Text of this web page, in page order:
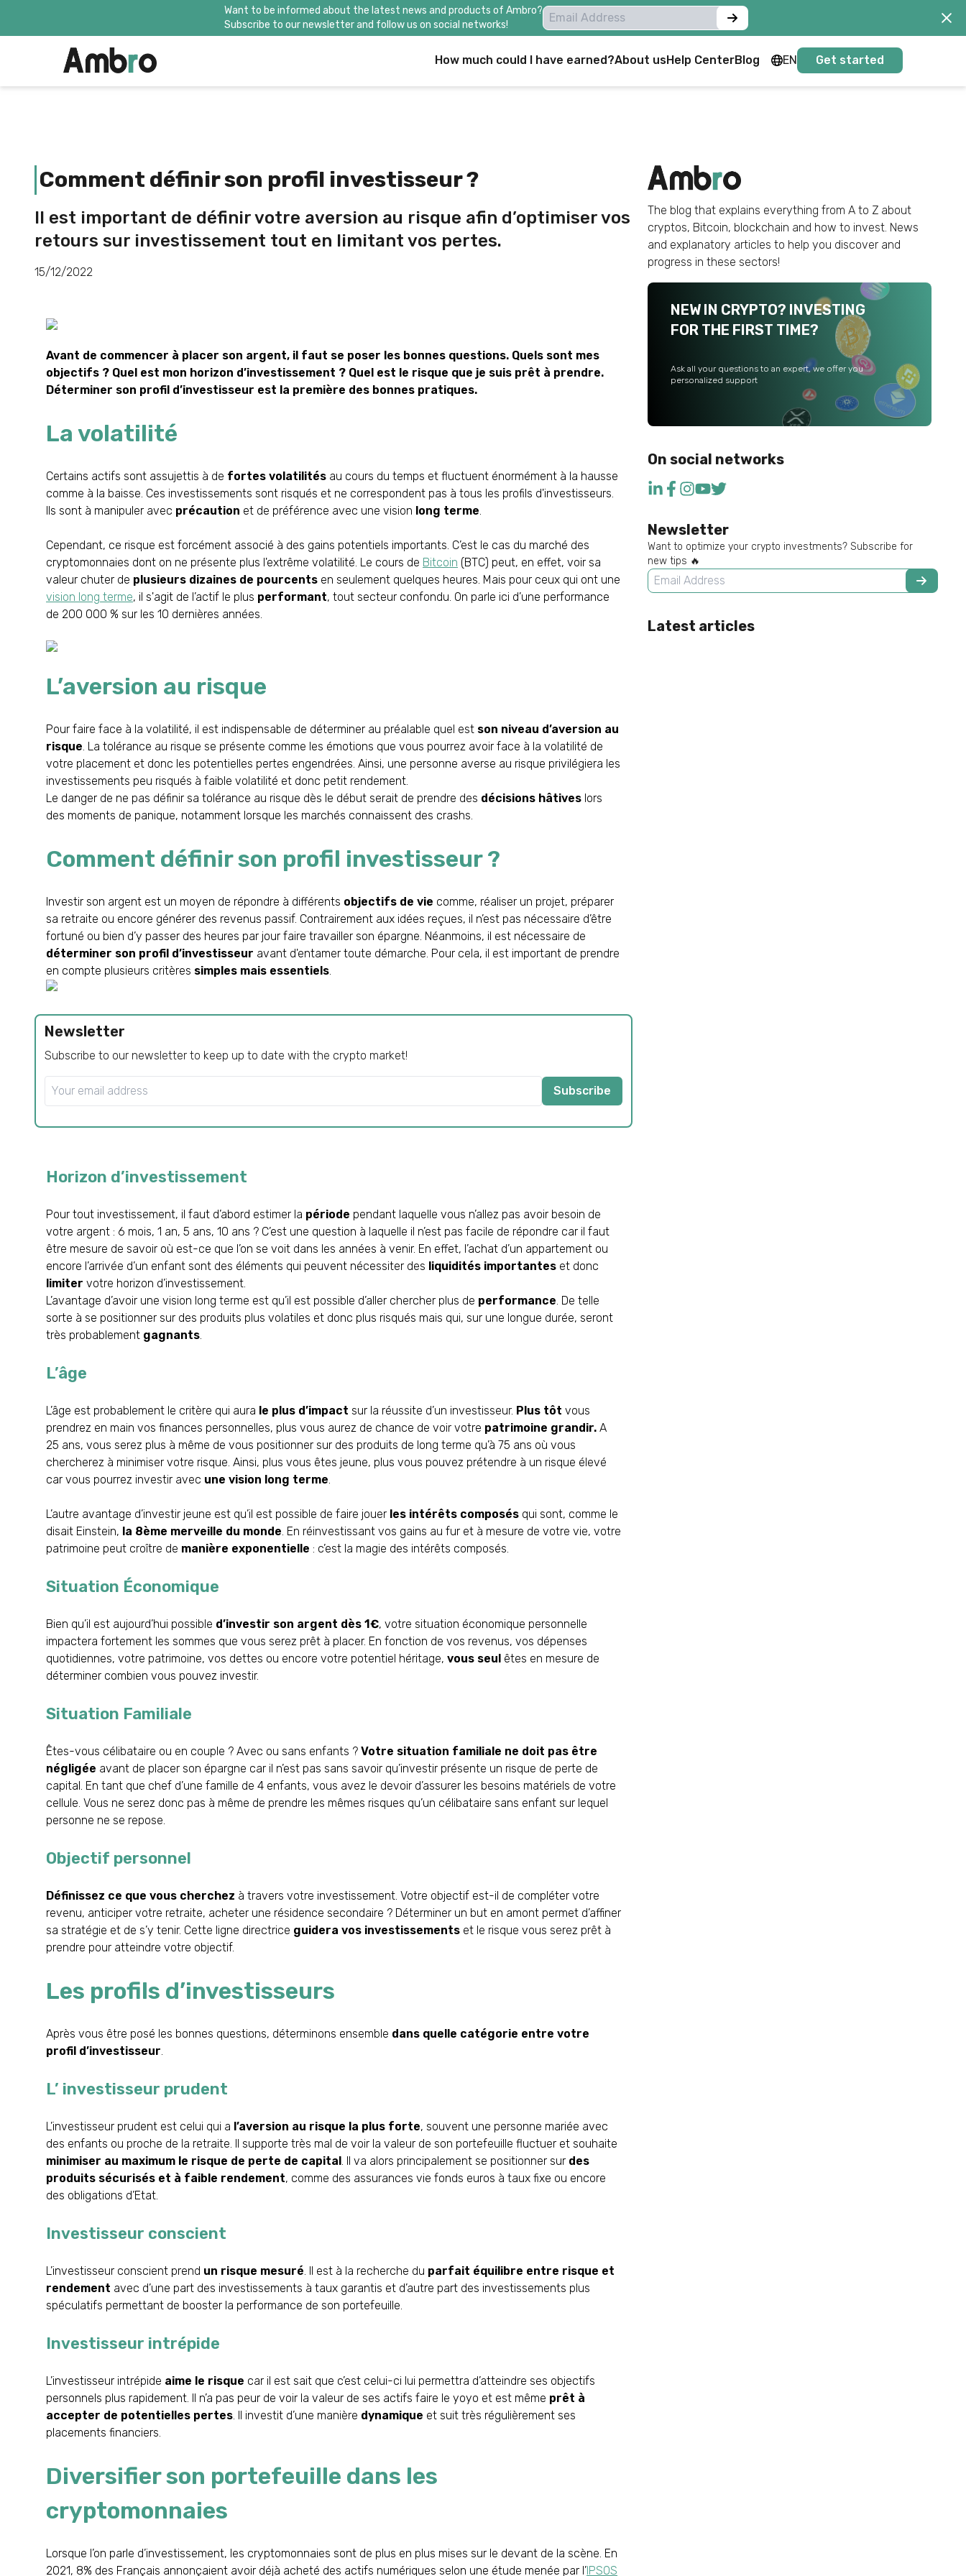
Want to be informed about the latest news and products of Ambro?
Subscribe to our newsletter and follow us on social networks!
How much could I have earned?About usHelp CenterBlog EN
FR
Get started
Comment définir son profil investisseur ?
Il est important de définir votre aversion au risque afin d’optimiser vos
retours sur investissement tout en limitant vos pertes.
15/12/2022
Avant de commencer à placer son argent, il faut se poser les bonnes questions. Quels sont mes
objectifs ? Quel est mon horizon d’investissement ? Quel est le risque que je suis prêt à prendre.
Déterminer son profil d’investisseur est la première des bonnes pratiques.
La volatilité
Certains actifs sont assujettis à de fortes volatilités au cours du temps et fluctuent énormément à la hausse
comme à la baisse. Ces investissements sont risqués et ne correspondent pas à tous les profils d'investisseurs.
Ils sont à manipuler avec précaution et de préférence avec une vision long terme.
Cependant, ce risque est forcément associé à des gains potentiels importants. C’est le cas du marché des
cryptomonnaies dont on ne présente plus l'extrême volatilité. Le cours de Bitcoin (BTC) peut, en effet, voir sa
valeur chuter de plusieurs dizaines de pourcents en seulement quelques heures. Mais pour ceux qui ont une
vision long terme, il s'agit de l’actif le plus performant, tout secteur confondu. On parle ici d’une performance
de 200 000 % sur les 10 dernières années.
L’aversion au risque
Pour faire face à la volatilité, il est indispensable de déterminer au préalable quel est son niveau d’aversion au
risque. La tolérance au risque se présente comme les émotions que vous pourrez avoir face à la volatilité de
votre placement et donc les potentielles pertes engendrées. Ainsi, une personne averse au risque privilégiera les
investissements peu risqués à faible volatilité et donc petit rendement.
Le danger de ne pas définir sa tolérance au risque dès le début serait de prendre des décisions hâtives lors
des moments de panique, notamment lorsque les marchés connaissent des crashs.
Comment définir son profil investisseur ?
Investir son argent est un moyen de répondre à différents objectifs de vie comme, réaliser un projet, préparer
sa retraite ou encore générer des revenus passif. Contrairement aux idées reçues, il n’est pas nécessaire d’être
fortuné ou bien d’y passer des heures par jour faire travailler son épargne. Néanmoins, il est nécessaire de
déterminer son profil d’investisseur avant d'entamer toute démarche. Pour cela, il est important de prendre
en compte plusieurs critères simples mais essentiels.
Newsletter
Subscribe to our newsletter to keep up to date with the crypto market!
Subscribe
Horizon d’investissement
Pour tout investissement, il faut d’abord estimer la période pendant laquelle vous n’allez pas avoir besoin de
votre argent : 6 mois, 1 an, 5 ans, 10 ans ? C’est une question à laquelle il n’est pas facile de répondre car il faut
être mesure de savoir où est-ce que l’on se voit dans les années à venir. En effet, l’achat d’un appartement ou
encore l’arrivée d’un enfant sont des éléments qui peuvent nécessiter des liquidités importantes et donc
limitervotre horizon d’investissement.
L’avantage d’avoir une vision long terme est qu’il est possible d’aller chercher plus de performance. De telle
sorte à se positionner sur des produits plus volatiles et donc plus risqués mais qui, sur une longue durée, seront
très probablement gagnants.
L’âge
L’âge est probablement le critère qui aura le plus d’impact sur la réussite d’un investisseur. Plus tôtvous
prendrez en main vos finances personnelles, plus vous aurez de chance de voir votre patrimoine grandir. A
25 ans, vous serez plus à même de vous positionner sur des produits de long terme qu’à 75 ans où vous
chercherez à minimiser votre risque. Ainsi, plus vous êtes jeune, plus vous pouvez prétendre à un risque élevé
car vous pourrez investir avec une vision long terme.
L’autre avantage d’investir jeune est qu’il est possible de faire jouer les intérêts composés qui sont, comme le
disait Einstein, la 8ème merveille du monde. En réinvestissant vos gains au fur et à mesure de votre vie, votre
patrimoine peut croître de manière exponentielle : c’est la magie des intérêts composés.
Situation Économique
Bien qu’il est aujourd’hui possible d’investir son argent dès 1€, votre situation économique personnelle
impactera fortement les sommes que vous serez prêt à placer. En fonction de vos revenus, vos dépenses
quotidiennes, votre patrimoine, vos dettes ou encore votre potentiel héritage,vous seul êtes en mesure de
déterminer combien vous pouvez investir.
Situation Familiale
Êtes-vous célibataire ou en couple ? Avec ou sans enfants ?Votre situation familiale ne doit pas être
négligée avant de placer son épargne car il n’est pas sans savoir qu’investir présente un risque de perte de
capital. En tant que chef d’une famille de 4 enfants, vous avez le devoir d’assurer les besoins matériels de votre
cellule. Vous ne serez donc pas à même de prendre les mêmes risques qu’un célibataire sans enfant sur lequel
personne ne se repose.
Objectif personnel
Définissez ce que vous cherchez à travers votre investissement. Votre objectif est-il de compléter votre
revenu, anticiper votre retraite, acheter une résidence secondaire ? Déterminer un but en amont permet d’affiner
sa stratégie et de s’y tenir. Cette ligne directrice guidera vos investissements et le risque vous serez prêt à
prendre pour atteindre votre objectif.
Les profils d’investisseurs
Après vous être posé les bonnes questions, déterminons ensemble dans quelle catégorie entre votre
profil d’investisseur.
L’ investisseur prudent
L’investisseur prudent est celui qui a l’aversion au risque la plus forte, souvent une personne mariée avec
des enfants ou proche de la retraite. Il supporte très mal de voir la valeur de son portefeuille fluctuer et souhaite
minimiser au maximum le risque de perte de capital. Il va alors principalement se positionner sur des
produits sécurisés et à faible rendement, comme des assurances vie fonds euros à taux fixe ou encore
des obligations d’Etat.
Investisseur conscient
L’investisseur conscient prend un risque mesuré. Il est à la recherche du parfait équilibre entre risque et
rendement avec d’une part des investissements à taux garantis et d’autre part des investissements plus
spéculatifs permettant de booster la performance de son portefeuille.
Investisseur intrépide
L’investisseur intrépide aime le risque car il est sait que c’est celui-ci lui permettra d’atteindre ses objectifs
personnels plus rapidement. Il n’a pas peur de voir la valeur de ses actifs faire le yoyo et est même prêt à
accepter de potentielles pertes. Il investit d’une manière dynamique et suit très régulièrement ses
placements financiers.
Diversifier son portefeuille dans les
cryptomonnaies
Lorsque l’on parle d’investissement, les cryptomonnaies sont de plus en plus mises sur le devant de la scène. En
2021, 8% des Français annonçaient avoir déjà acheté des actifs numériques selon une étude menée par l’IPSOS
The blog that explains everything from A to Z about
cryptos, Bitcoin, blockchain and how to invest. News
and explanatory articles to help you discover and
progress in these sectors!
NEW IN CRYPTO? INVESTING
FOR THE FIRST TIME?
Ask all your questions to an expert, we offer you
personalized support
On social networks
Newsletter
Want to optimize your crypto investments? Subscribe for
new tips 🔥
Latest articles